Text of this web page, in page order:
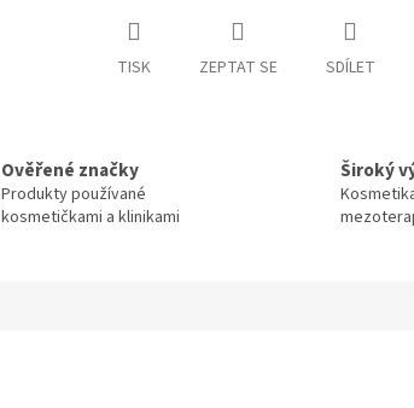
TISK ZEPTAT SE SDÍLET
Ověřené značky
Produkty používané
kosmetičkami a klinikami
Široký